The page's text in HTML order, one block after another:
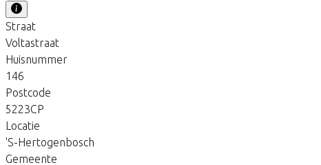
Straat
Voltastraat
Huisnummer
146
Postcode
5223CP
Locatie
'S-Hertogenbosch
Gemeente